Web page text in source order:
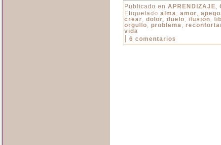
Publicado en APRENDIZAJE,
Etiquetado alma, amor,
crear, dolor, duelo, ilusión,
orgullo, problema,
vida
6 comentarios